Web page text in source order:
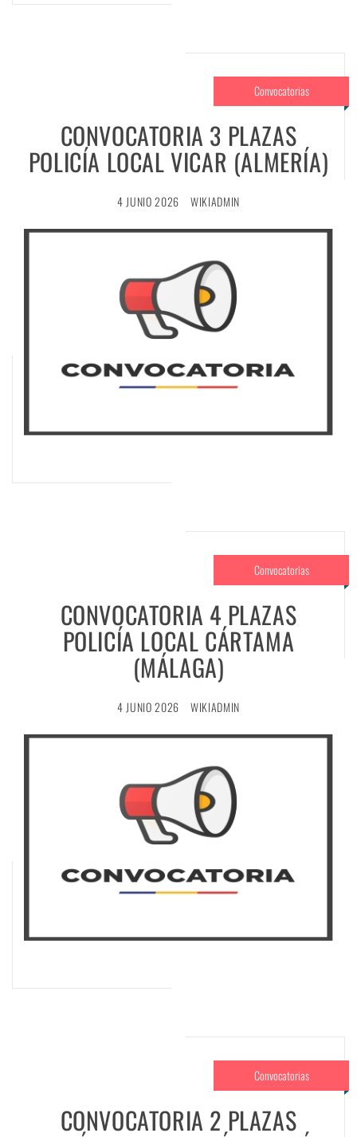
Convocatorias
CONVOCATORIA 3 PLAZAS
POLICÍA LOCAL VICAR (ALMERÍA)
4 JUNIO 2026 WIKIADMIN
Convocatorias
CONVOCATORIA 4 PLAZAS
POLICÍA LOCAL CÁRTAMA
(MÁLAGA)
4 JUNIO 2026 WIKIADMIN
Convocatorias
CONVOCATORIA 2 PLAZAS